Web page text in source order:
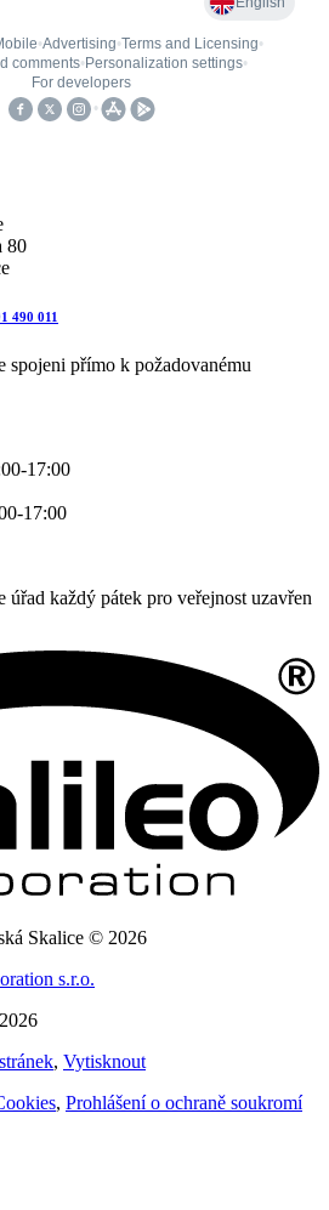
80
490 011
spojeni přímo k požadovanému
17:00
17:00
úřad každý pátek pro veřejnost uzavřen
Skalice © 2026
s.r.o.
, Vytisknout
, Prohlášení o ochraně soukromí